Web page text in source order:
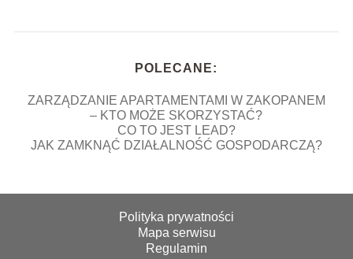
POLECANE:
ZARZĄDZANIE APARTAMENTAMI W ZAKOPANEM
– KTO MOŻE SKORZYSTAĆ?
CO TO JEST LEAD?
JAK ZAMKNĄĆ DZIAŁALNOŚĆ GOSPODARCZĄ?
Polityka prywatności
Mapa serwisu
Regulamin